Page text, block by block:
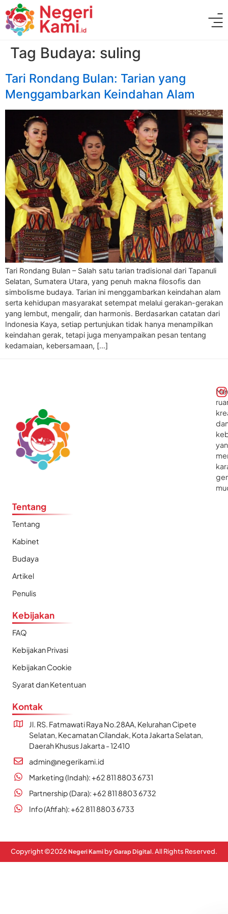
Tag Budaya: suling
Tari Rondang Bulan: Tarian yang
Menggambarkan Keindahan Alam
Tari Rondang Bulan – Salah satu tarian tradisional dari Tapanuli
Selatan, Sumatera Utara, yang penuh makna filosofis dan
simbolisme budaya. Tarian ini menggambarkan keindahan alam
serta kehidupan masyarakat setempat melalui gerakan-gerakan
yang lembut, mengalir, dan harmonis. Berdasarkan catatan dari
Indonesia Kaya, setiap pertunjukan tidak hanya menampilkan
keindahan gerak, tetapi juga menyampaikan pesan tentang
kedamaian, kebersamaan, […]
Tentang
Tentang
Kabinet
Budaya
Artikel
Penulis
Kebijakan
FAQ
Kebijakan Privasi
Kebijakan Cookie
Syarat dan Ketentuan
Kontak
Jl. RS. Fatmawati Raya No.28AA, Kelurahan Cipete
Selatan, Kecamatan Cilandak, Kota Jakarta Selatan,
Daerah Khusus Jakarta - 12410
admin@negerikami.id
Marketing (Indah): +62 811 8803 6731
Partnership (Dara): +62 811 8803 6732
Info (Afifah): +62 811 8803 6733
Copyright ©2026 Negeri Kami byGarap Digital. All Rights Reserved.